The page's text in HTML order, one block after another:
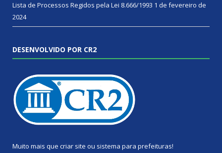
Lista de Processos Regidos pela Lei 8.666/1993 1 de fevereiro de
2024
DESENVOLVIDO POR CR2
Muito mais que criar site ou sistema para prefeituras!